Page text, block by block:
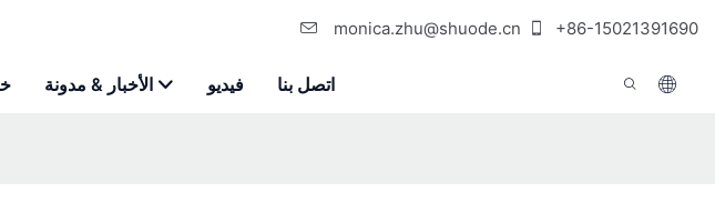
monica.zhu@shuode.cn +86-15021391690
الأخبار & مدونة فيديو اتصل بنا